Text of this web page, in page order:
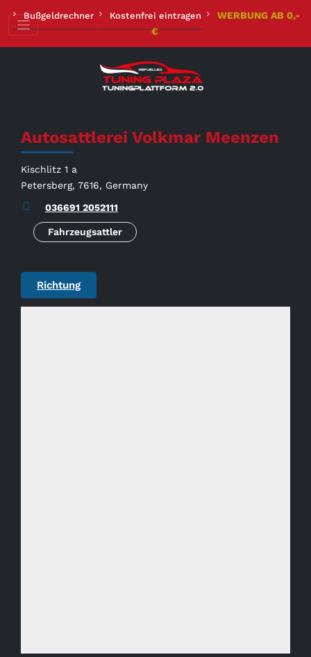
Inhalt
springen
Bußgeldrechner Kostenfrei eintragen
WERBUNG AB 0,-
€
Autosattlerei Volkmar Meenzen
Kischlitz 1 a
Petersberg, 7616, Germany
036691 2052111
Fahrzeugsattler
Richtung